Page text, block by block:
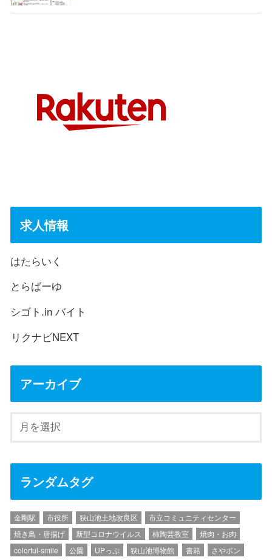
求人情報
はたらいく
とらばーゆ
シゴト.in バイト
リクナビNEXT
アーカイブ
ランダムタグ
金剛駅 市役所 狭山池土地改良区
市立コミュニティセンター
焼き鳥・唐揚げ
新型コロナウイルス 柿陶芸教室
焼肉・お肉
colorful-smile
公園 UPっぷ 狭山池博物館 書籍
さやポン